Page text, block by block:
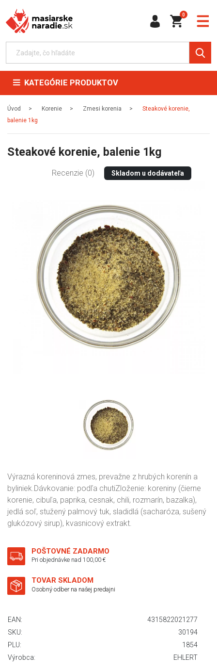
0
KATEGÓRIE PRODUKTOV
Úvod Korenie Zmesi korenia
Steakové korenie,
balenie 1kg
Steakové korenie, balenie 1kg
Recenzie (0) Skladom u dodávateľa
Výrazná koreninová zmes, prevažne z hrubých korenín a
byliniek.Dávkovanie: podľa chutiZloženie: koreniny (čierne
korenie, cibuľa, paprika, cesnak, chili, rozmarín, bazalka),
jedlá soľ, stužený palmový tuk, sladidlá (sacharóza, sušený
glukózový sirup), kvasnicový extrakt.
POŠTOVNÉ ZADARMO
Pri objednávke nad 100,00 €
TOVAR SKLADOM
Osobný odber na našej predajni
EAN:
4315822021277
SKU:
30194
PLU:
1854
Výrobca:
EHLERT